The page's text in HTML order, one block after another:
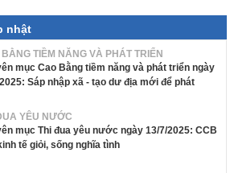
nhật
TIỀM NĂNG VÀ PHÁT TRIỂN
mục Cao Bằng tiềm năng và phát triển ngày
Sáp nhập xã - tạo dư địa mới để phát
YÊU NƯỚC
mục Thi đua yêu nước ngày 13/7/2025: CCB
tế giỏi, sống nghĩa tình